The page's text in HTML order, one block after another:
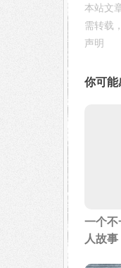
本站文
需转载
声明
你可能
一个
人故事